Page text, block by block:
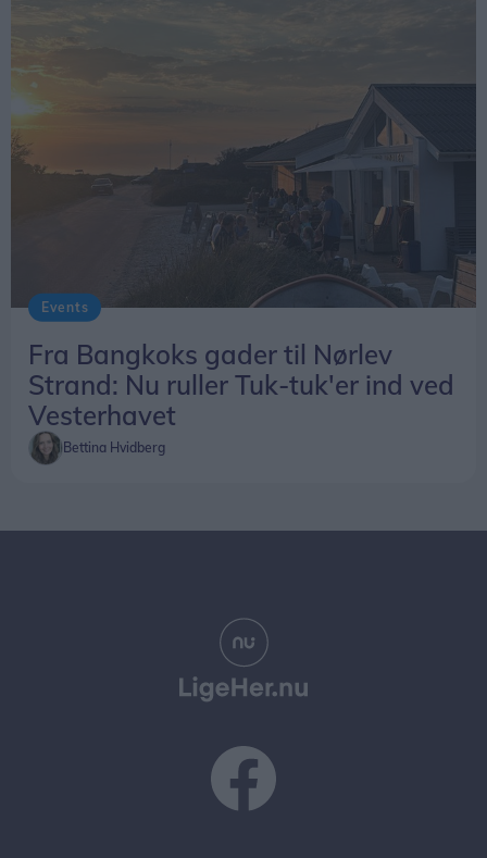
Events
Fra Bangkoks gader til Nørlev
Strand: Nu ruller Tuk-tuk'er ind ved
Vesterhavet
Bettina Hvidberg